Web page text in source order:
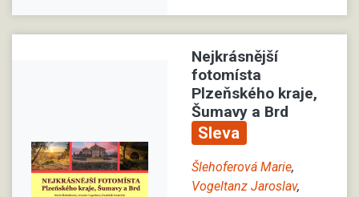
Nejkrásnější
fotomísta
Plzeňského kraje,
Šumavy a Brd
Sleva
Šlehoferová Marie,
Vogeltanz Jaroslav,